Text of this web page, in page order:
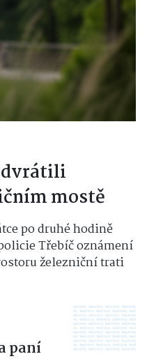
mostě
po druhé hodině
Třebíč oznámení
železniční trati
paní